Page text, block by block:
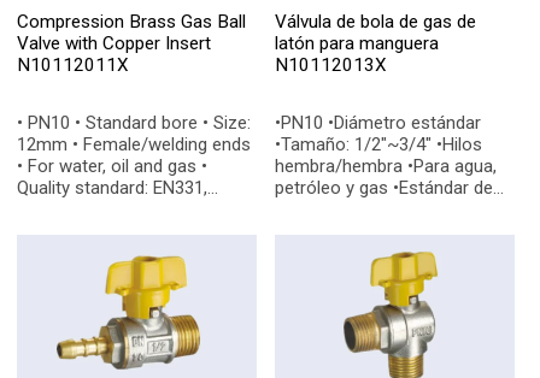
Compression Brass Gas Ball
Valve with Copper Insert
N10112011X
• PN10 • Standard bore • Size:
12mm • Female/welding ends
• For water, oil and gas •
Quality standard: EN331,
BSP, NPT
Válvula de bola de gas de
latón para manguera
N10112013X
•PN10 •Diámetro estándar
•Tamaño: 1/2"~3/4" •Hilos
hembra/hembra •Para agua,
petróleo y gas •Estándar de
•Conexiones finales: BSP, NPT